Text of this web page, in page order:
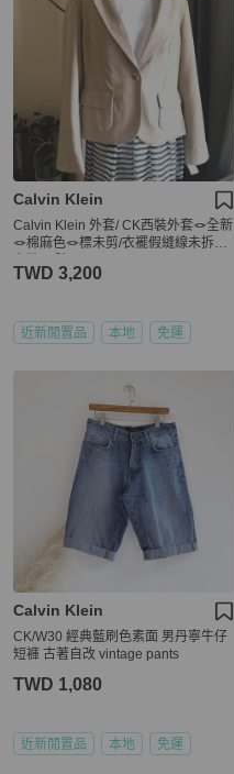
Calvin Klein
Calvin Klein 外套/ CK西裝外套🪢全新
🪢棉麻色🪢標未剪/衣襬假縫線未拆🪢
TWD 3,200
近新閒置品 本地 免運
Calvin Klein
CK/W30 經典藍刷色素面 男丹寧牛仔
短褲 古著自改 vintage pants
TWD 1,080
近新閒置品 本地 免運